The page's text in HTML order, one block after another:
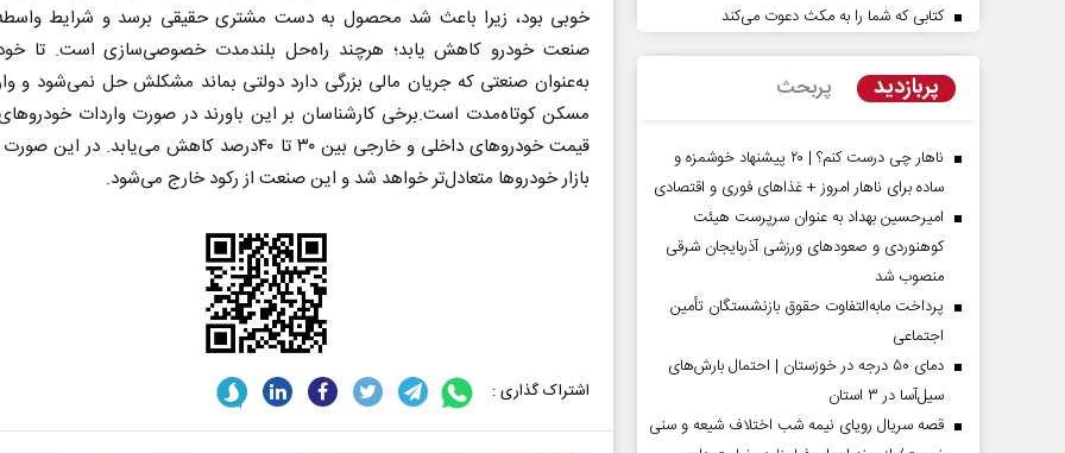
خوبی بود، زیرا باعث شد محصول به دست مشتری حقیقی برسد و شرایط
صنعت خودرو کاهش یابد؛ هرچند راه‌حل بلندمدت خصوصی‌سازی است. تا
به‌عنوان صنعتی که جریان مالی بزرگی دارد دولتی بماند مشکلش حل نمی‌شود و
مسکن کوتاه‌مدت است.برخی کارشناسان بر این باورند در صورت واردات خودروهای
قیمت خودروهای داخلی و خارجی بین ۳۰ تا ۴۰درصد کاهش می‌یابد.
بازار خودروها متعادل‌تر خواهد شد و این صنعت از رکود خارج می‌شود.
اشتراک گذاری :
کتابی که شما را به مکث دعوت می‌کند
پربازدید پربحث
ناهار چی درست کنم؟ | ۲۰ پیشنهاد خوشمزه و
ساده برای ناهار امروز + غذاهای فوری و اقتصادی
امیرحسین بهداد به عنوان سرپرست هیئت
کوهنوردی و صعودهای ورزشی آذربایجان شرقی
منصوب شد
پرداخت مابه‌التفاوت حقوق بازنشستگان تأمین
اجتماعی
دمای ۵۰ درجه در خوزستان | احتمال بارش‌های
سیل‌آسا در ۳ استان
قصه سریال رویای نیمه شب اختلاف شیعه و سنی
صفحات نخست روزنامه ها‌ی‌سه‌شنبه ۶ مردادماه صفحات نخست روزنامه ها‌ی یکشنبه ۴ مردادماه صفحات نخست روزنامه ها‌ی شنبه ۳ مردادماه